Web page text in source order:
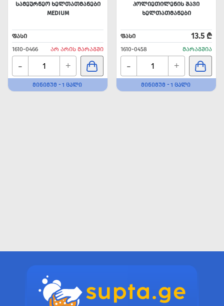
ᲡᲐᲛᲔᲣᲠᲜᲔᲝ ᲮᲔᲚᲗᲐᲗᲛᲐᲜᲔᲑᲘ
MEDIUM
ᲤᲐᲡᲘ
1610-0466
ᲐᲠ ᲐᲠᲘᲡ ᲛᲐᲠᲐᲒᲨᲘ
- +
ᲛᲘᲜᲘᲛᲣᲛ - 1 ᲪᲐᲚᲘ
ᲞᲝᲚᲘᲔᲗᲘᲚᲔᲜᲘᲡ ᲨᲐᲕᲘ
ᲮᲔᲚᲗᲐᲗᲛᲐᲜᲔᲑᲘ
ᲤᲐᲡᲘ 13.5 ₾
1610-0458 ᲛᲐᲠᲐᲒᲨᲘᲐ
- +
ᲛᲘᲜᲘᲛᲣᲛ - 1 ᲪᲐᲚᲘ